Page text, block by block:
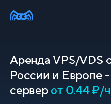
Аренда VPS/VDS
России и Европе
серверот 0.44 ₽/